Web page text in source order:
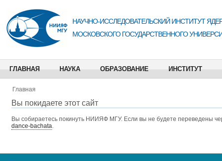
НАУЧНО-ИССЛЕДОВАТЕЛЬСКИЙ ИНСТИТУТ
МОСКОВСКОГО ГОСУДАРСТВЕННОГО
ГЛАВНАЯ НАУКА ОБРАЗОВАНИЕ ИНСТИТУТ
Главная
Вы покидаете этот сайт
Вы собираетесь покинуть НИИЯФ МГУ. Если вы не будете переведены
dance-bachata.